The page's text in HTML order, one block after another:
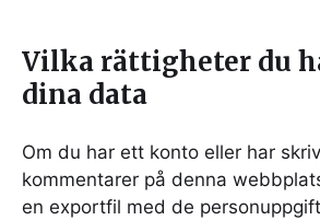
Vilka rättigheter du
dina data
Om du har ett konto eller har
kommentarer på denna
en exportfil med de